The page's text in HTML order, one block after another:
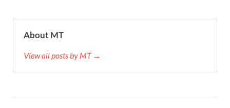
About MT
View all posts by MT →